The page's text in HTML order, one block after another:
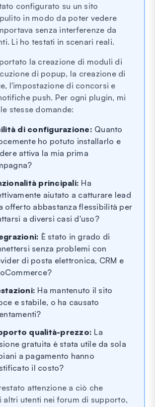
configurato su un sito
in modo da poter vedere
senza interferenze da
Li ho testati in scenari reali.
la creazione di moduli di
di popup, la creazione di
l'impostazione di concorsi e
push. Per ogni plugin, mi
stesse domande:
di configurazione: Quanto
ho potuto installarlo e
attiva la mia prima
principali: Ha
aiutato a catturare lead
offerto abbastanza flessibilità per
a diversi casi d'uso?
È stato in grado di
senza problemi con
di posta elettronica, CRM e
Ha mantenuto il sito
e stabile, o ha causato
qualità-prezzo: La
gratuita è stata utile da sola
a pagamento hanno
il costo?
attenzione a ciò che
altri utenti nei forum di supporto,